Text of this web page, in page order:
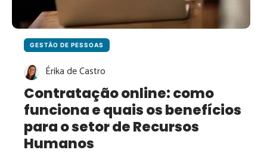
GESTÃO DE PESSOAS
Érika de Castro
Contratação online: como
funciona e quais os benefícios
para o setor de Recursos
Humanos